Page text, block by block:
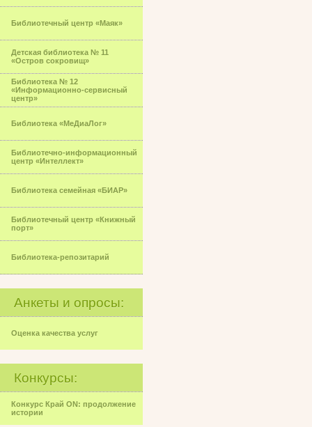
Библиотечный центр «Маяк»
Детская библиотека № 11
«Остров сокровищ»
Библиотека № 12
«Информационно-сервисный
центр»
Библиотека «МеДиаЛог»
Библиотечно-информационный
центр «Интеллект»
Библиотека семейная «БИАР»
Библиотечный центр «Книжный
порт»
Библиотека-репозитарий
Анкеты и опросы:
Оценка качества услуг
Конкурсы:
Конкурс Край ON: продолжение
истории